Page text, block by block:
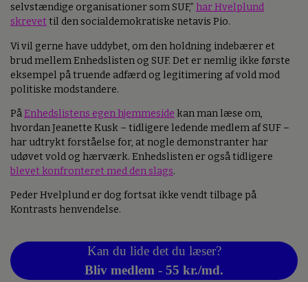
selvstændige organisationer som SUF,” har Hvelplund
skrevet til den socialdemokratiske netavis Pio.
Vi vil gerne have uddybet, om den holdning indebærer et
brud mellem Enhedslisten og SUF. Det er nemlig ikke første
eksempel på truende adfærd og legitimering af vold mod
politiske modstandere.
PåEnhedslistens egen hjemmeside kan man læse om,
hvordan Jeanette Kusk – tidligere ledende medlem af SUF –
har udtrykt forståelse for, at nogle demonstranter har
udøvet vold og hærværk. Enhedslisten er også tidligere
blevet konfronteret med den slags.
Peder Hvelplund er dog fortsat ikke vendt tilbage på
Kontrasts henvendelse.
Kan du lide det du læser?
Bliv medlem - 55 kr./md.